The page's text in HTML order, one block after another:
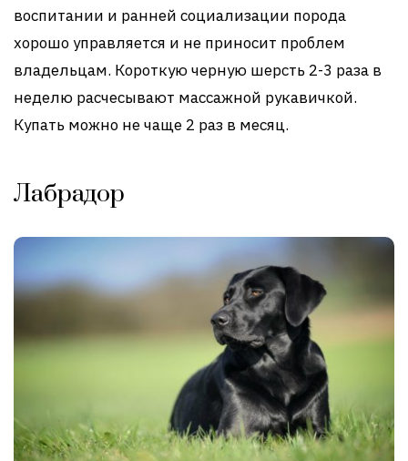
воспитании и ранней социализации порода
хорошо управляется и не приносит проблем
владельцам. Короткую черную шерсть 2-3 раза в
неделю расчесывают массажной рукавичкой.
Купать можно не чаще 2 раз в месяц.
Лабрадор